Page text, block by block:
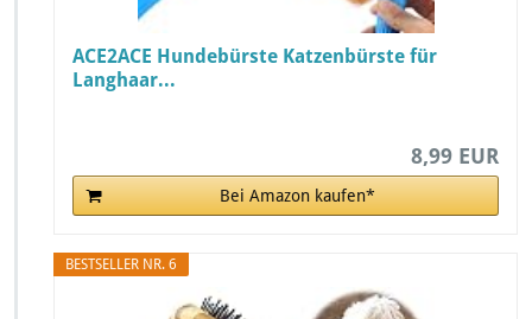
ACE2ACE Hundebürste Katzenbürste für
Langhaar...
8,99 EUR
Bei Amazon kaufen*
BESTSELLER NR. 6